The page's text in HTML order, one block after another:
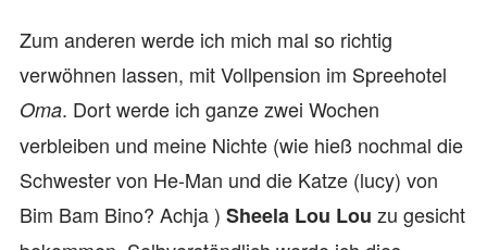
Zum anderen werde ich mich mal so richtig
verwöhnen lassen, mit Vollpension im Spreehotel
Oma. Dort werde ich ganze zwei Wochen
verbleiben und meine Nichte (wie hieß nochmal die
Schwester von He-Man und die Katze (lucy) von
Bim Bam Bino? Achja ) Sheela Lou Lou zu gesicht